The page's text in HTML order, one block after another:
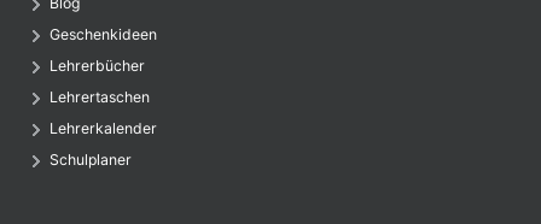
Geschenkideen
Lehrerbücher
Lehrertaschen
Lehrerkalender
Schulplaner